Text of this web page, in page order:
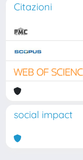
Citazioni
social impact